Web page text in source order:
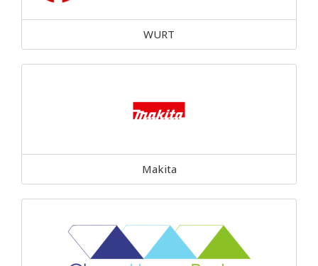
WURT
Makita